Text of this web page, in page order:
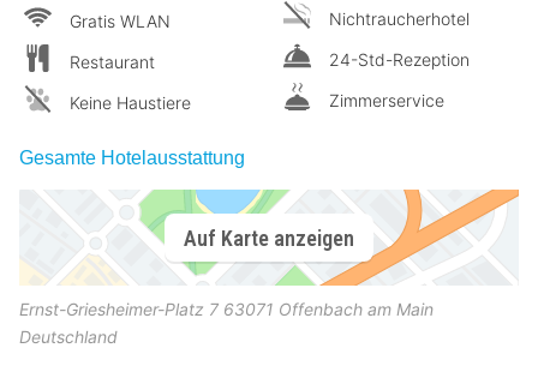
Gratis WLAN
Restaurant
Keine Haustiere
Nichtraucherhotel
24-Std-Rezeption
Zimmerservice
Gesamte Hotelausstattung
Auf Karte anzeigen
Ernst-Griesheimer-Platz 7 63071 Offenbach am Main
Deutschland